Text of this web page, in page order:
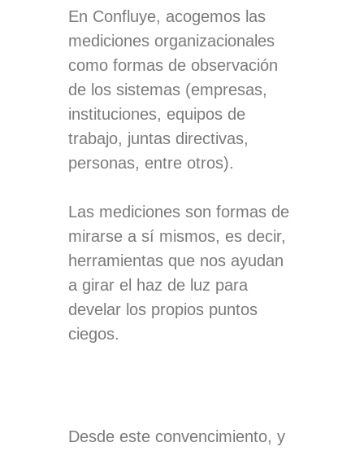
En Confluye, acogemos las
mediciones organizacionales
como formas de observación
de los sistemas (empresas,
instituciones, equipos de
trabajo, juntas directivas,
personas, entre otros).
Las mediciones son formas de
mirarse a sí mismos, es decir,
herramientas que nos ayudan
a girar el haz de luz para
develar los propios puntos
ciegos.
Desde este convencimiento, y